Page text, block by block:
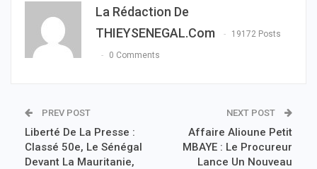
La Rédaction De
THIEYSENEGAL.com
19172 Posts
0 Comments
PREV POST
Liberté De La Presse :
Classé 50e, Le Sénégal
Devant La Mauritanie,
NEXT POST
Affaire Alioune Petit
MBAYE : Le Procureur
Lance Un Nouveau